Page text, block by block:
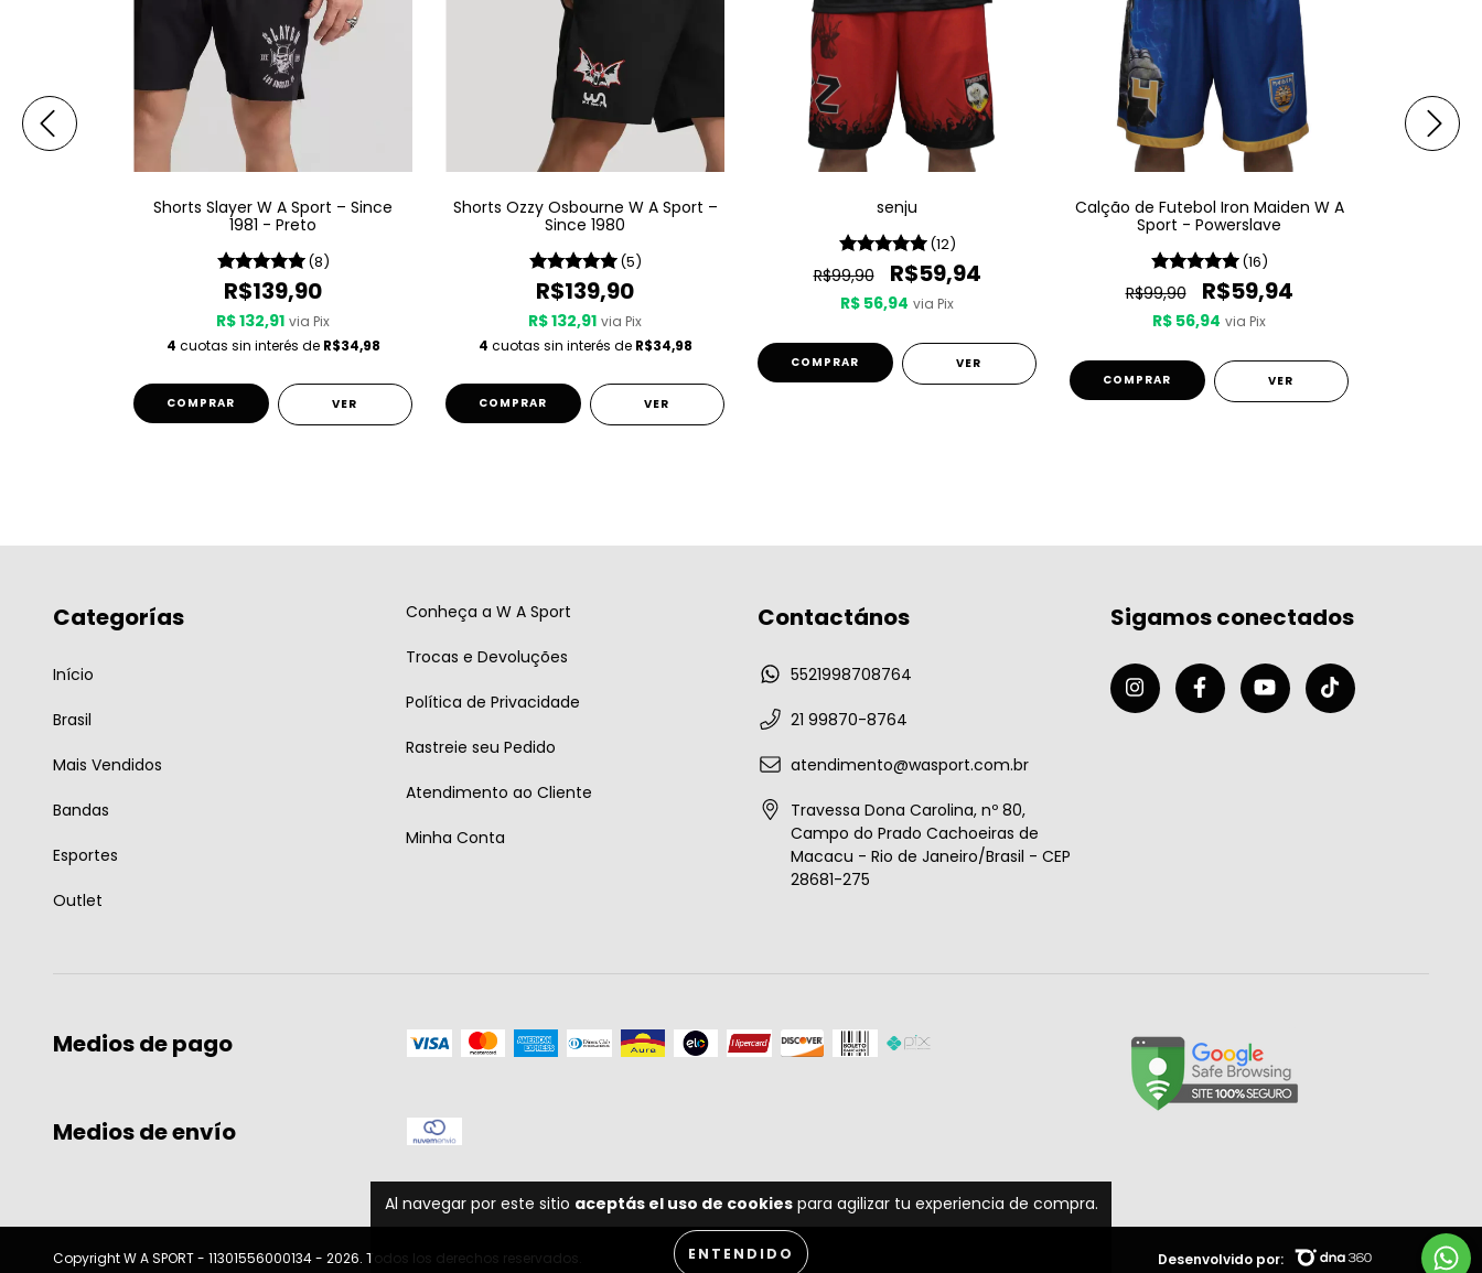
Al navegar por este sitio aceptás el uso de cookiespara agilizar tu experiencia de compra.
ENTENDIDO
Shorts Slayer W A Sport – Since
1981 - Preto
(8)
R$139,90
R$ 132,91 via Pix
4 cuotas sin interés de R$34,98
COMPRAR VER
Shorts Ozzy Osbourne W A Sport –
Since 1980
(5)
R$139,90
R$ 132,91 via Pix
4 cuotas sin interés de R$34,98
COMPRAR VER
senju
(12)
R$99,90 R$59,94
R$ 56,94 via Pix
COMPRAR VER
Calção de Futebol Iron Maiden W A
Sport - Powerslave
(16)
R$99,90 R$59,94
R$ 56,94 via Pix
COMPRAR VER
Categorías
Início
Brasil
Mais Vendidos
Bandas
Esportes
Outlet
Conheça a W A Sport
Trocas e Devoluções
Política de Privacidade
Rastreie seu Pedido
Atendimento ao Cliente
Minha Conta
Contactános
5521998708764
21 99870-8764
atendimento@wasport.com.br
Travessa Dona Carolina, nº 80,
Campo do Prado Cachoeiras de
Macacu - Rio de Janeiro/Brasil - CEP
28681-275
Sigamos conectados
Medios de pago
Medios de envío
Copyright W A SPORT - 11301556000134 - 2026. Todos los derechos reservados. Desenvolvido por: